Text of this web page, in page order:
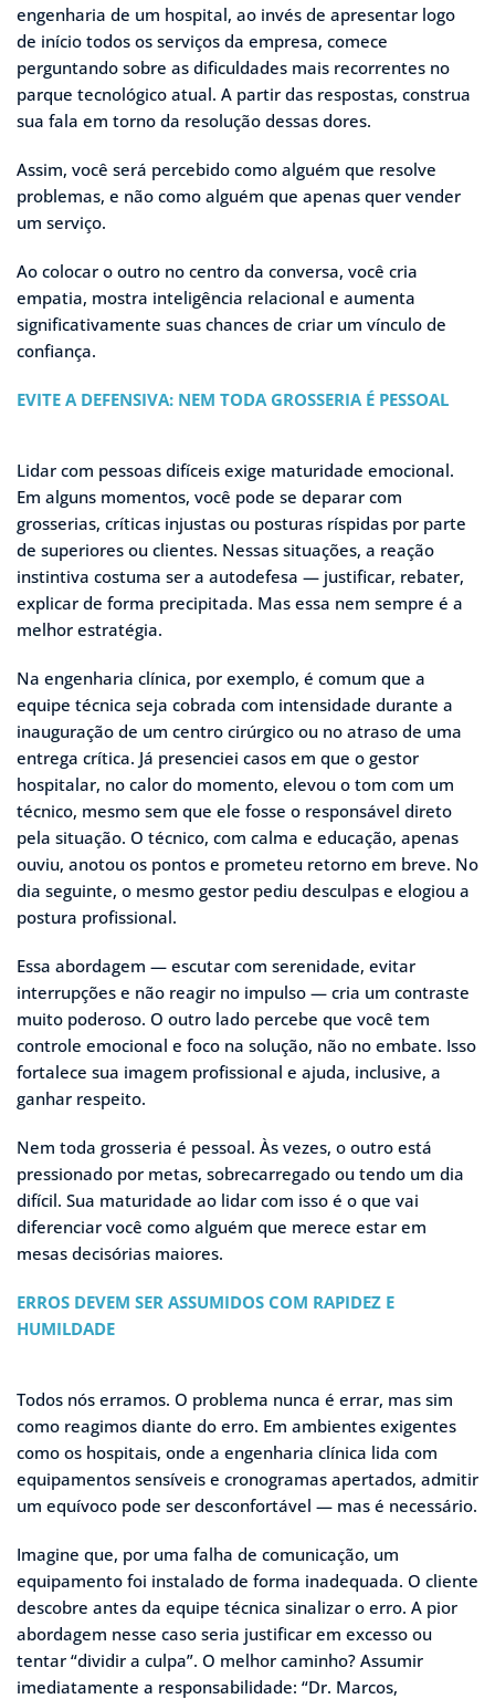
engenharia de um hospital, ao invés de apresentar logo
de início todos os serviços da empresa, comece
perguntando sobre as dificuldades mais recorrentes no
parque tecnológico atual. A partir das respostas, construa
sua fala em torno da resolução dessas dores.
Assim, você será percebido como alguém que resolve
problemas, e não como alguém que apenas quer vender
um serviço.
Ao colocar o outro no centro da conversa, você cria
empatia, mostra inteligência relacional e aumenta
significativamente suas chances de criar um vínculo de
confiança.
EVITE A DEFENSIVA: NEM TODA GROSSERIA É PESSOAL
Lidar com pessoas difíceis exige maturidade emocional.
Em alguns momentos, você pode se deparar com
grosserias, críticas injustas ou posturas ríspidas por parte
de superiores ou clientes. Nessas situações, a reação
instintiva costuma ser a autodefesa — justificar, rebater,
explicar de forma precipitada. Mas essa nem sempre é a
melhor estratégia.
Na engenharia clínica, por exemplo, é comum que a
equipe técnica seja cobrada com intensidade durante a
inauguração de um centro cirúrgico ou no atraso de uma
entrega crítica. Já presenciei casos em que o gestor
hospitalar, no calor do momento, elevou o tom com um
técnico, mesmo sem que ele fosse o responsável direto
pela situação. O técnico, com calma e educação, apenas
ouviu, anotou os pontos e prometeu retorno em breve. No
dia seguinte, o mesmo gestor pediu desculpas e elogiou a
postura profissional.
Essa abordagem — escutar com serenidade, evitar
interrupções e não reagir no impulso — cria um contraste
muito poderoso. O outro lado percebe que você tem
controle emocional e foco na solução, não no embate. Isso
fortalece sua imagem profissional e ajuda, inclusive, a
ganhar respeito.
Nem toda grosseria é pessoal. Às vezes, o outro está
pressionado por metas, sobrecarregado ou tendo um dia
difícil. Sua maturidade ao lidar com isso é o que vai
diferenciar você como alguém que merece estar em
mesas decisórias maiores.
ERROS DEVEM SER ASSUMIDOS COM RAPIDEZ E
HUMILDADE
Todos nós erramos. O problema nunca é errar, mas sim
como reagimos diante do erro. Em ambientes exigentes
como os hospitais, onde a engenharia clínica lida com
equipamentos sensíveis e cronogramas apertados, admitir
um equívoco pode ser desconfortável — mas é necessário.
Imagine que, por uma falha de comunicação, um
equipamento foi instalado de forma inadequada. O cliente
descobre antes da equipe técnica sinalizar o erro. A pior
abordagem nesse caso seria justificar em excesso ou
tentar “dividir a culpa”. O melhor caminho? Assumir
imediatamente a responsabilidade: “Dr. Marcos,